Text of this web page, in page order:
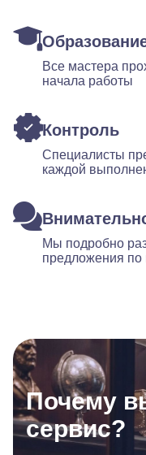
Все мастера
начала работы
Контроль
Специалисты
каждой
Мы подробно
предложения по
Почему
сервис?